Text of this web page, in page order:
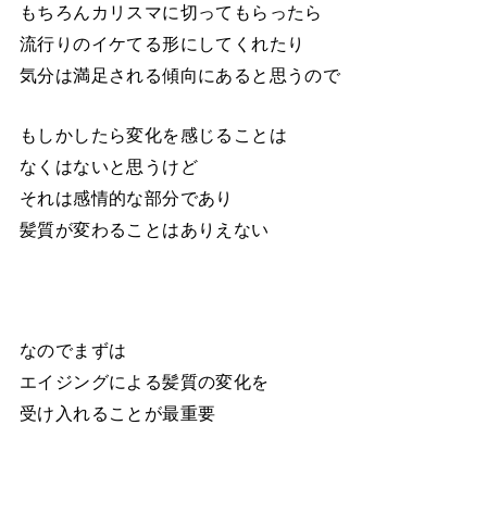
もちろんカリスマに切ってもらったら
流行りのイケてる形にしてくれたり
気分は満足される傾向にあると思うので
もしかしたら変化を感じることは
なくはないと思うけど
それは感情的な部分であり
髪質が変わることはありえない
なのでまずは
エイジングによる髪質の変化を
受け入れることが最重要